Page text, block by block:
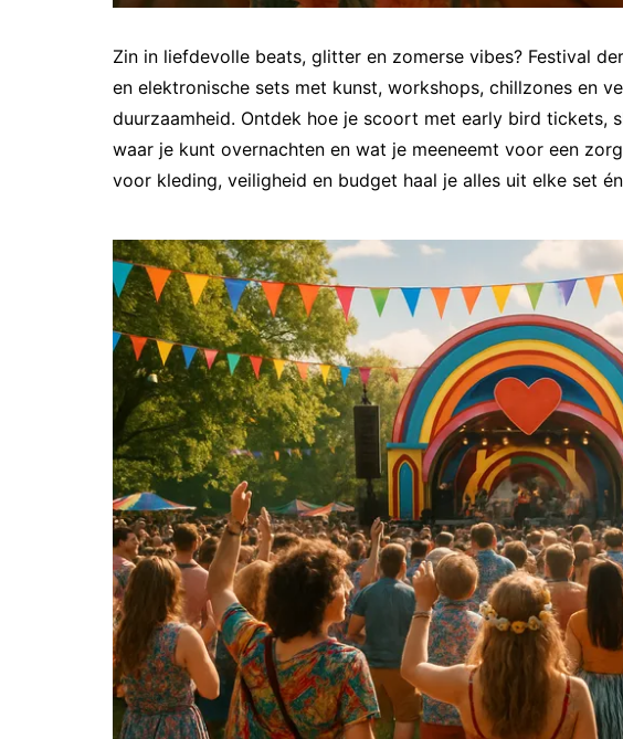
Zin in liefdevolle beats, glitter en zomerse vibes? Festival
en elektronische sets met kunst, workshops, chillzones en
duurzaamheid. Ontdek hoe je scoort met early bird tickets,
waar je kunt overnachten en wat je meeneemt voor een
voor kleding, veiligheid en budget haal je alles uit elke set